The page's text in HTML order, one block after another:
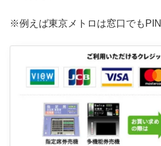
※例えば東京メトロは窓口でも